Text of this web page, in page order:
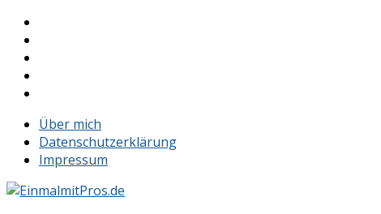
Über mich
Datenschutzerklärung
Impressum